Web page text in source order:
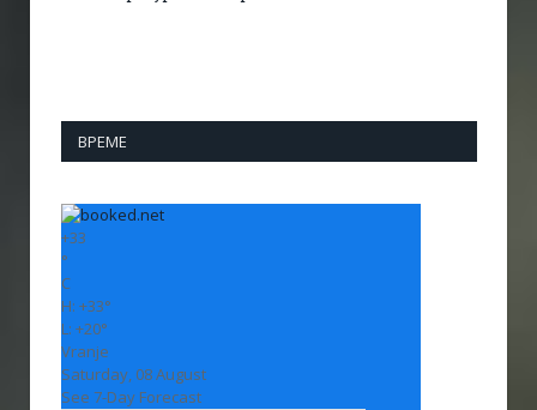
ВРЕМЕ
+33
°
C
H: +33°
L: +20°
Vranje
Saturday, 08 August
See 7-Day Forecast